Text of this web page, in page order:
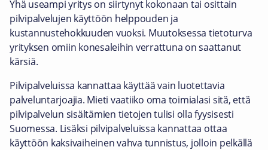
Yhä useampi yritys on siirtynyt kokonaan tai osittain
pilvipalvelujen käyttöön helppouden ja
kustannustehokkuuden vuoksi. Muutoksessa tietoturva
yrityksen omiin konesaleihin verrattuna on saattanut
kärsiä.
Pilvipalveluissa kannattaa käyttää vain luotettavia
palveluntarjoajia. Mieti vaatiiko oma toimialasi sitä, että
pilvipalvelun sisältämien tietojen tulisi olla fyysisesti
Suomessa. Lisäksi pilvipalveluissa kannattaa ottaa
käyttöön kaksivaiheinen vahva tunnistus, jolloin pelkällä